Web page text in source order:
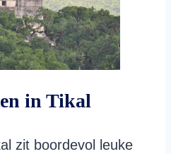
in Tikal
zit boordevol leuke